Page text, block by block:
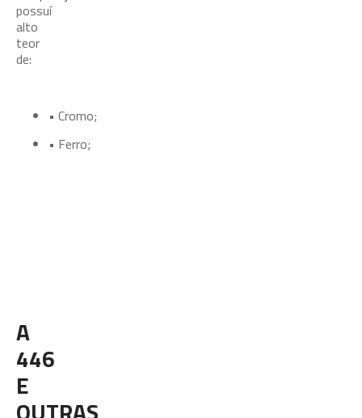
possuí
alto
teor
de:
• Cromo;
• Ferro;
A
446
E